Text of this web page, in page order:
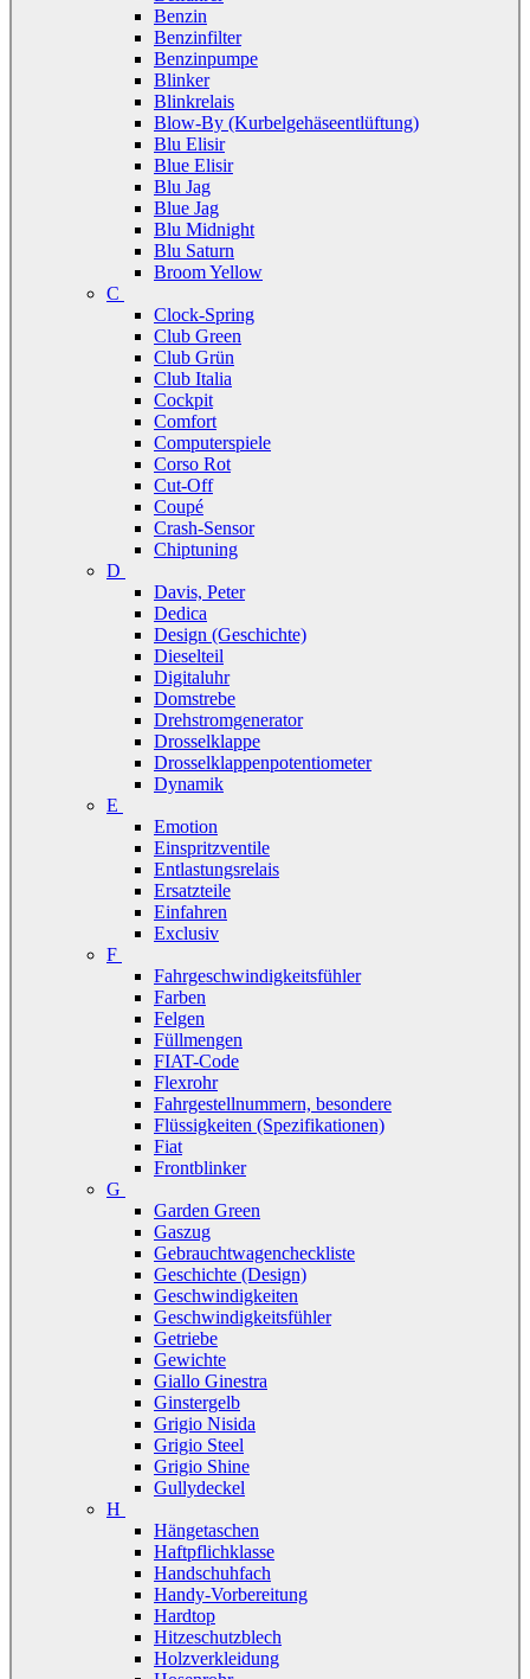
Benzin
Benzinfilter
Benzinpumpe
Blinker
Blinkrelais
Blow-By (Kurbelgehäseentlüftung)
Blu Elisir
Blue Elisir
Blu Jag
Blue Jag
Blu Midnight
Blu Saturn
Broom Yellow
C
Clock-Spring
Club Green
Club Grün
Club Italia
Cockpit
Comfort
Computerspiele
Corso Rot
Cut-Off
Coupé
Crash-Sensor
Chiptuning
D
Davis, Peter
Dedica
Design (Geschichte)
Dieselteil
Digitaluhr
Domstrebe
Drehstromgenerator
Drosselklappe
Drosselklappenpotentiometer
Dynamik
E
Emotion
Einspritzventile
Entlastungsrelais
Ersatzteile
Einfahren
Exclusiv
F
Fahrgeschwindigkeitsfühler
Farben
Felgen
Füllmengen
FIAT-Code
Flexrohr
Fahrgestellnummern, besondere
Flüssigkeiten (Spezifikationen)
Fiat
Frontblinker
G
Garden Green
Gaszug
Gebrauchtwagencheckliste
Geschichte (Design)
Geschwindigkeiten
Geschwindigkeitsfühler
Getriebe
Gewichte
Giallo Ginestra
Ginstergelb
Grigio Nisida
Grigio Steel
Grigio Shine
Gullydeckel
H
Hängetaschen
Haftpflichklasse
Handschuhfach
Handy-Vorbereitung
Hardtop
Hitzeschutzblech
Holzverkleidung